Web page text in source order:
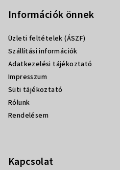
Információk önnek
Üzleti feltételek (ÁSZF)
Szállítási információk
Adatkezelési tájékoztató
Impresszum
Süti tájékoztató
Rólunk
Rendelésem
Kapcsolat